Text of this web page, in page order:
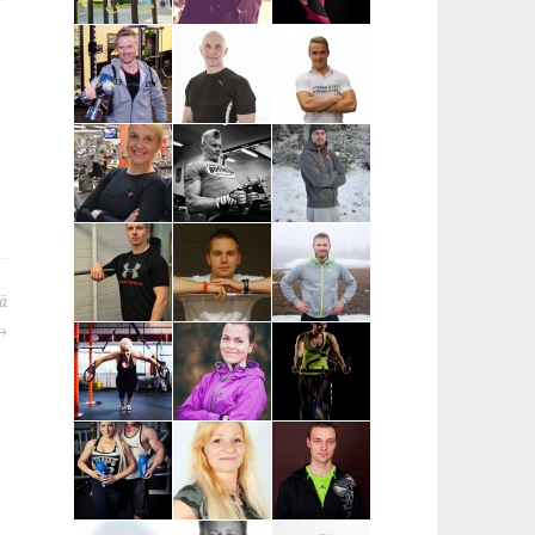
Petteri Avola |
Nokia,
Ylöjärvi,
Tampere
Eveliina
Christoforou |
Tampere
Marianne
Kankaisto |
Tampere
Teemu Ratus |
Tampere
Mister Fitmaker |
Tampere ja
ympäristökunnat
Sami
Timonen |
Kuopio
Piia
Hartikainen |
Mikkeli, Juva,
Mäntyharju,
Pieksämäki
Anssi Rönkä |
Kuopio,
Siilinjärvi
Nikke
Tuhkanen |
Mikkeli, Juva,
Savonlinna
Markus Piispa
| Mikkeli,
Savonlinna,
Juva
Elias Reijonen |
Turku,
Pääkaupunkiseutu
Aku Borenius
| Tampereen
ja Turun alue
ja lähikunnat
Virpi
Lautamatti |
Varsinais-
Suomi, Turku,
Raisio,
Anna
Hämäläinen |
Turku, Raisio,
Kaarina
Marja
Pesonen |
Kouvola